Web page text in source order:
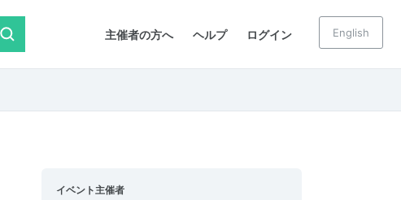
主催者の方へ ヘルプ ログイン English
イベント主催者